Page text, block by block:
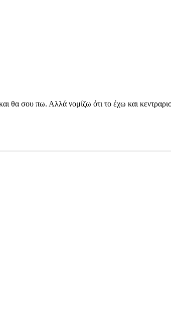
θα σου πω. Αλλά νομίζω ότι το έχω και